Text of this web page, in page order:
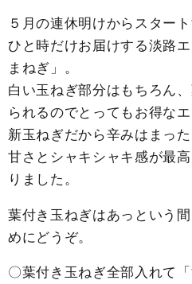
５月の連休明けからスター
ひと時だけお届けする淡路
まねぎ」。
白い玉ねぎ部分はもちろん
られるのでとってもお得なエ
新玉ねぎだから辛みはまっ
甘さとシャキシャキ感が最
りました。
葉付き玉ねぎはあっという
めにどうぞ。
〇葉付き玉ねぎ全部入れて「